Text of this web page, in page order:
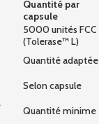
Quantité par
capsule
5000 unités FCC
(Tolerase™ L)
Quantité adaptée
Selon capsule
Quantité minime